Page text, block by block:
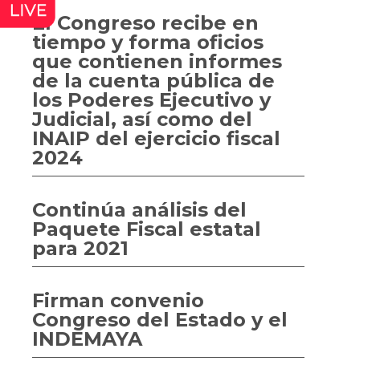
El Congreso recibe en
tiempo y forma oficios
que contienen informes
de la cuenta pública de
los Poderes Ejecutivo y
Judicial, así como del
INAIP del ejercicio fiscal
2024
Continúa análisis del
Paquete Fiscal estatal
para 2021
Firman convenio
Congreso del Estado y el
INDEMAYA